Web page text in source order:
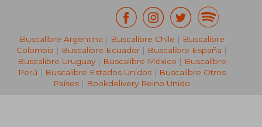
Buscalibre Argentina | Buscalibre Chile | Buscalibre
Colombia | Buscalibre Ecuador | Buscalibre España |
Buscalibre Uruguay| Buscalibre México | Buscalibre
Perú | Buscalibre Estados Unidos| Buscalibre Otros
Países | Bookdelivery Reino Unido